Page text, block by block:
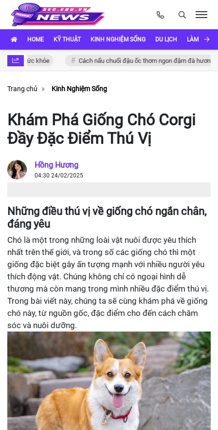
HOME KỸ THUẬT KINH NGHIỆM SỐNG DU LỊCH LÀM ĐẸP
sức khỏe Cách nấu chuối đậu ốc thơm ngon đậm đà hương vị Việt
Trang chủ Kinh Nghiệm Sống
Khám Phá Giống Chó Corgi
Đầy Đặc Điểm Thú Vị
Hồng Hương
04:30 24/02/2025
Những điều thú vị về giống chó ngắn chân,
đáng yêu
Chó là một trong những loài vật nuôi được yêu thích
nhất trên thế giới, và trong số các giống chó thì một
giống đặc biệt gây ấn tượng mạnh với nhiều người yêu
thích động vật. Chúng không chỉ có ngoại hình dễ
thương mà còn mang trong mình nhiều đặc điểm thú vị.
Trong bài viết này, chúng ta sẽ cùng khám phá về giống
chó này, từ nguồn gốc, đặc điểm cho đến cách chăm
sóc và nuôi dưỡng.